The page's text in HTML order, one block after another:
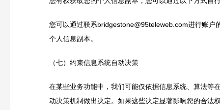
您可以通过联系bridgestone@95teleweb.com进行账户
个人信息副本。
（七）约束信息系统自动决策
在某些业务功能中，我们可能仅依据信息系统、算法等
动决策机制做出决定。如果这些决定显著影响您的合法